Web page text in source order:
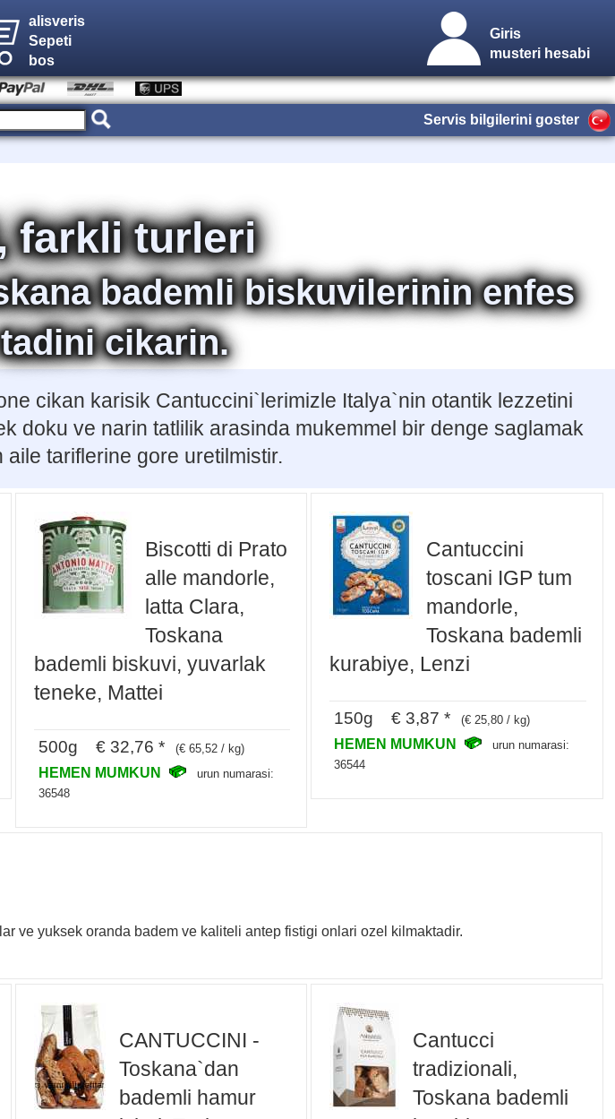
alisveris
Sepeti
bos
Giris
musteri hesabi
Servis bilgilerini goster
farkli turleri
bademli biskuvilerinin enfes
cikarin.
cikan karisik Cantuccini`lerimizle Italya`nin otantik lezzetini
doku ve narin tatlilik arasinda mukemmel bir denge saglamak
tariflerine gore uretilmistir.
Biscotti di Prato
alle mandorle,
latta Clara,
Toskana
bademli biskuvi, yuvarlak
teneke, Mattei
500g € 32,76 * (€ 65,52 / kg)
HEMEN MUMKUN
urun numarasi:
36548
Cantuccini
toscani IGP tum
mandorle,
Toskana bademli
kurabiye, Lenzi
150g € 3,87 * (€ 25,80 / kg)
HEMEN MUMKUN
urun numarasi:
36544
ve yuksek oranda badem ve kaliteli antep fistigi onlari ozel kilmaktadir.
CANTUCCINI -
Toskana`dan
bademli hamur
Cantucci
tradizionali,
Toskana bademli